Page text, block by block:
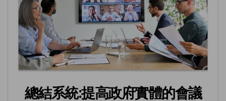
總結系統:提高政府實體的會議